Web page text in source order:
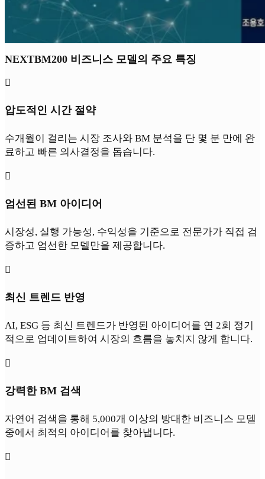
NEXTBM200 비즈니스 모델의 주요 특징

압도적인 시간 절약
수개월이 걸리는 시장 조사와 BM 분석을 단 몇 분 만에 완
료하고 빠른 의사결정을 돕습니다.

엄선된 BM 아이디어
시장성, 실행 가능성, 수익성을 기준으로 전문가가 직접 검
증하고 엄선한 모델만을 제공합니다.

최신 트렌드 반영
AI, ESG 등 최신 트렌드가 반영된 아이디어를 연 2회 정기
적으로 업데이트하여 시장의 흐름을 놓치지 않게 합니다.

강력한 BM 검색
자연어 검색을 통해 5,000개 이상의 방대한 비즈니스 모델
중에서 최적의 아이디어를 찾아냅니다.
